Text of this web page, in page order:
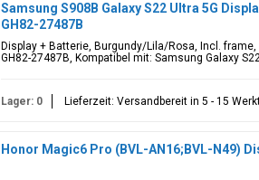
Samsung S908B Galaxy S22 Ultra 5G
GH82-27487B
Display + Batterie, Burgundy/Lila/Rosa, Incl.
GH82-27487B, Kompatibel mit: Samsung Galaxy
Lager: 0 Lieferzeit: Versandbereit in 5 - 15
Honor Magic6 Pro (BVL-AN16;BVL-N49)